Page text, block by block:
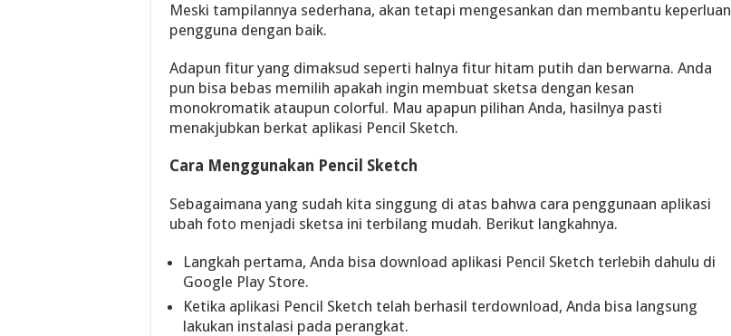
Meski tampilannya sederhana, akan tetapi mengesankan dan membantu keperluan
pengguna dengan baik.
Adapun fitur yang dimaksud seperti halnya fitur hitam putih dan berwarna. Anda
pun bisa bebas memilih apakah ingin membuat sketsa dengan kesan
monokromatik ataupun colorful. Mau apapun pilihan Anda, hasilnya pasti
menakjubkan berkat aplikasi Pencil Sketch.
Cara Menggunakan Pencil Sketch
Sebagaimana yang sudah kita singgung di atas bahwa cara penggunaan aplikasi
ubah foto menjadi sketsa ini terbilang mudah. Berikut langkahnya.
Langkah pertama, Anda bisa download aplikasi Pencil Sketch terlebih dahulu di
Google Play Store.
Ketika aplikasi Pencil Sketch telah berhasil terdownload, Anda bisa langsung
lakukan instalasi pada perangkat.